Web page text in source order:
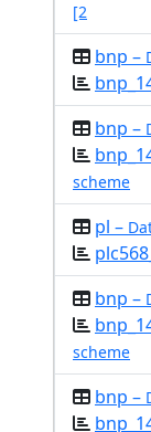
[2
bnp –
bnp –
scheme
pl –
bnp –
scheme
bnp –